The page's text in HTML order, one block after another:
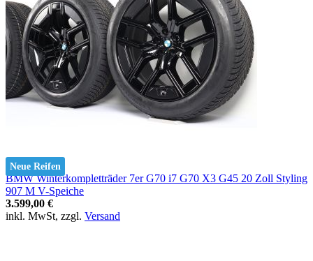
Neue Reifen
BMW Winterkompletträder 7er G70 i7 G70 X3 G45 20 Zoll Styling
907 M V-Speiche
3.599,00 €
inkl. MwSt, zzgl. Versand